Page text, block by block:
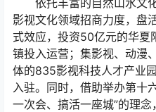
影视文化领域招商力度，盘
式效应，投资50亿元的华夏
镇投入运营；集影视、动漫
体的835影视科技人才产业
入驻。同时，借助举办第十
一次会、搞活一座城”的理